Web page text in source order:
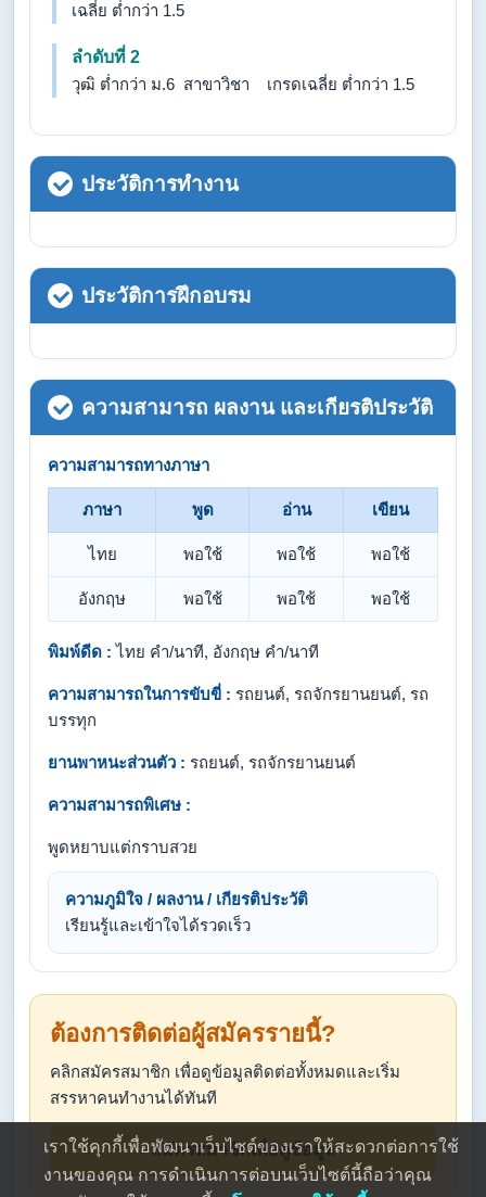
เฉลี่ย ต่ำกว่า 1.5
ลำดับที่ 2
วุฒิ ต่ำกว่า ม.6 สาขาวิชา เกรดเฉลี่ย ต่ำกว่า 1.5
ประวัติการทำงาน
ประวัติการฝึกอบรม
ความสามารถ ผลงาน และเกียรติประวัติ
ความสามารถทางภาษา
ภาษา พูด อ่าน เขียน
ไทย พอใช้ พอใช้ พอใช้
อังกฤษ พอใช้ พอใช้ พอใช้
พิมพ์ดีด : ไทย คำ/นาที, อังกฤษ คำ/นาที
ความสามารถในการขับขี่ : รถยนต์, รถจักรยานยนต์, รถ
บรรทุก
ยานพาหนะส่วนตัว : รถยนต์, รถจักรยานยนต์
ความสามารถพิเศษ :
พูดหยาบแต่กราบสวย
ความภูมิใจ / ผลงาน / เกียรติประวัติ
เรียนรู้และเข้าใจได้รวดเร็ว
ต้องการติดต่อผู้สมัครรายนี้?
คลิกสมัครสมาชิก เพื่อดูข้อมูลติดต่อทั้งหมดและเริ่ม
สรรหาคนทำงานได้ทันที
สมัครสมาชิกเพื่อดูข้อมูล
เราใช้คุกกี้เพื่อพัฒนาเว็บไซต์ของเราให้สะดวกต่อการใช้
งานของคุณ การดำเนินการต่อบนเว็บไซต์นี้ถือว่าคุณ